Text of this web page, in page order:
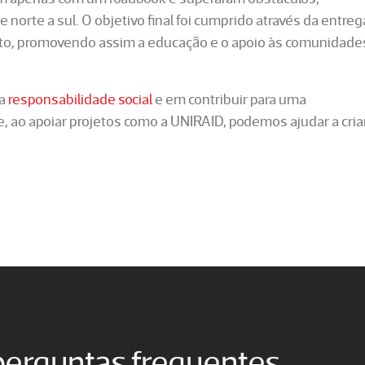
norte a sul. O objetivo final foi cumprido através da
promovendo assim a educação e o apoio às
responsabilidade sociale em contribuir para uma
apoiar projetos como a UNIRAID, podemos ajudar a